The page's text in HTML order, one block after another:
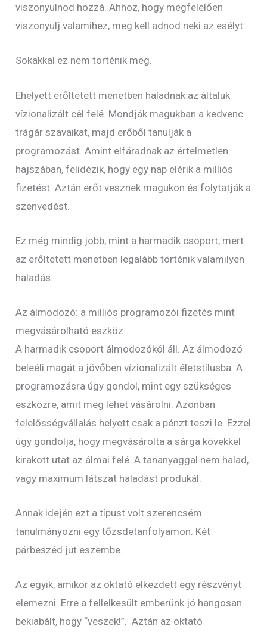
viszonyulnod hozzá. Ahhoz, hogy megfelelően
viszonyulj valamihez, meg kell adnod neki az esélyt.
Sokakkal ez nem történik meg.
Ehelyett erőltetett menetben haladnak az általuk
vízionalizált cél felé. Mondják magukban a kedvenc
trágár szavaikat, majd erőből tanulják a
programozást. Amint elfáradnak az értelmetlen
hajszában, felidézik, hogy egy nap elérik a milliós
fizetést. Aztán erőt vesznek magukon és folytatják a
szenvedést.
Ez még mindig jobb, mint a harmadik csoport, mert
az erőltetett menetben legalább történik valamilyen
haladás.
Az álmodozó: a milliós programozói fizetés mint
megvásárolható eszköz
A harmadik csoport álmodozókól áll. Az álmodozó
beleéli magát a jövőben vízionalizált életstílusba. A
programozásra úgy gondol, mint egy szükséges
eszközre, amit meg lehet vásárolni. Azonban
felelősségvállalás helyett csak a pénzt teszi le. Ezzel
úgy gondolja, hogy megvásárolta a sárga kövekkel
kirakott utat az álmai felé. A tananyaggal nem halad,
vagy maximum látszat haladást produkál.
Annak idején ezt a típust volt szerencsém
tanulmányozni egy tőzsdetanfolyamon. Két
párbeszéd jut eszembe.
Az egyik, amikor az oktató elkezdett egy részvényt
elemezni. Erre a fellelkesült emberünk jó hangosan
bekiabált, hogy “veszek!”. Aztán az oktató